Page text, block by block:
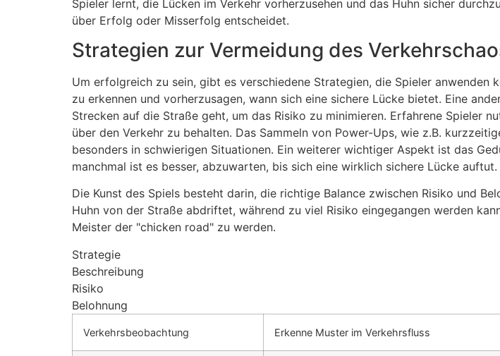
Spieler lernt, die Lücken im Verkehr vorherzusehen und das Huhn sicher
über Erfolg oder Misserfolg entscheidet.
Strategien zur Vermeidung des
Um erfolgreich zu sein, gibt es verschiedene Strategien, die Spieler anwenden
zu erkennen und vorherzusagen, wann sich eine sichere Lücke bietet. Eine
Strecken auf die Straße geht, um das Risiko zu minimieren. Erfahrene Spieler
über den Verkehr zu behalten. Das Sammeln von Power-Ups, wie z.B.
besonders in schwierigen Situationen. Ein weiterer wichtiger Aspekt ist das
manchmal ist es besser, abzuwarten, bis sich eine wirklich sichere Lücke auftut.
Die Kunst des Spiels besteht darin, die richtige Balance zwischen Risiko und
Huhn von der Straße abdriftet, während zu viel Risiko eingegangen werden
Meister der "chicken road" zu werden.
Strategie
Beschreibung
Risiko
Belohnung
Verkehrsbeobachtung Erkenne Muster im Verkehrsfluss